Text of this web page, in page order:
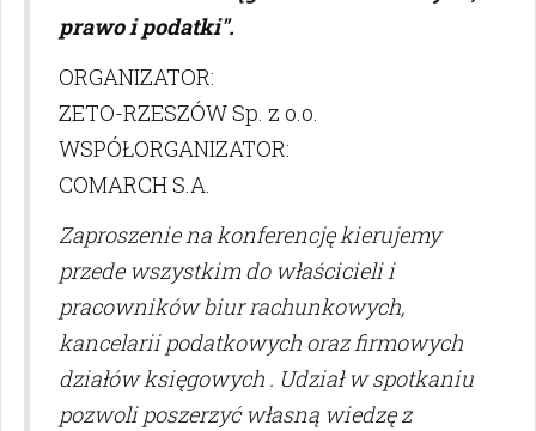
prawo i podatki".
ORGANIZATOR:
ZETO-RZESZÓW Sp. z o.o.
WSPÓŁORGANIZATOR:
COMARCH S.A.
Zaproszenie na konferencję kierujemy
przede wszystkim do właścicieli i
pracowników biur rachunkowych,
kancelarii podatkowych oraz firmowych
działów księgowych . Udział w spotkaniu
pozwoli poszerzyć własną wiedzę z